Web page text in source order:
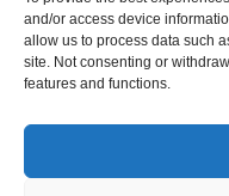
and/or access device
allow us to process data such
site. Not consenting or
features and functions.